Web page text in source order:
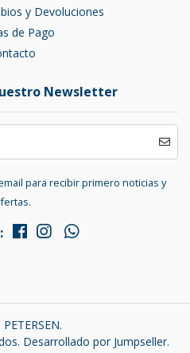
y Devoluciones
de Pago
Newsletter
para recibir primero noticias y
Desarrollado por Jumpseller.